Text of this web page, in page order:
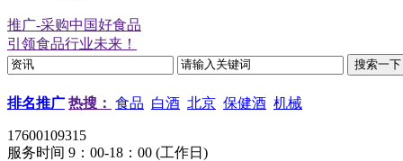
推广-采购中国好食品
引领食品行业未来！
排名推广 热搜： 食品 白酒 北京 保健酒 机械
17600109315
服务时间 9：00-18：00 (工作日)